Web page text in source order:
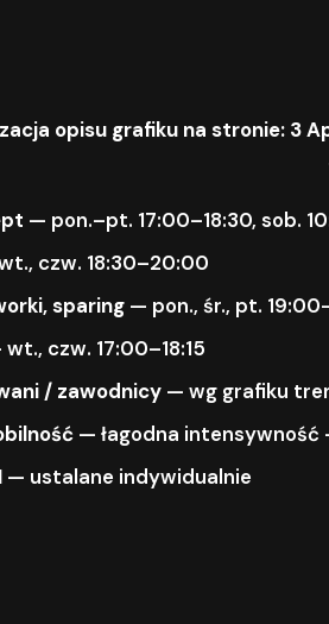
opisu grafiku na stronie: 3
— pon.–pt. 17:00–18:30, sob.
czw. 18:30–20:00
sparing — pon., śr., pt.
czw. 17:00–18:15
/ zawodnicy — wg grafiku
— łagodna
— ustalane indywidualnie